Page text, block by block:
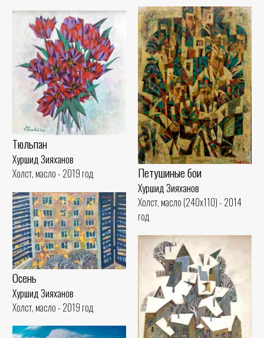
Петушиные бои
Хуршид Зияханов
Холст, масло (240x110) - 2014
год
Тюльпан
Хуршид Зияханов
Холст, масло - 2019 год
Осень
Хуршид Зияханов
Холст, масло - 2019 год